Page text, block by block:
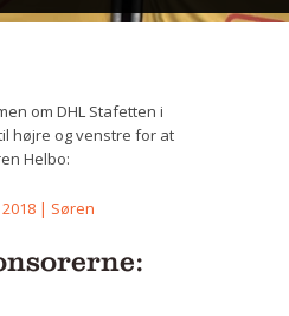
om DHL Stafetten i
højre og venstre for at
Helbo: